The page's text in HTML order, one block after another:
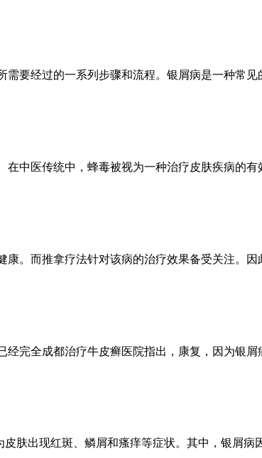
要经过的一系列步骤和流程。银屑病是一种常
中医传统中，蜂毒被视为一种治疗皮肤疾病的
。而推拿疗法针对该病的治疗效果备受关注。
完全成都治疗牛皮癣医院指出，康复，因为银
肤出现红斑、鳞屑和瘙痒等症状。其中，银屑病